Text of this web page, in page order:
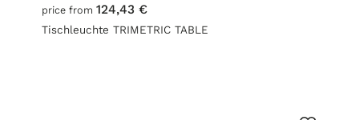
price from 124,43 €
Tischleuchte TRIMETRIC TABLE